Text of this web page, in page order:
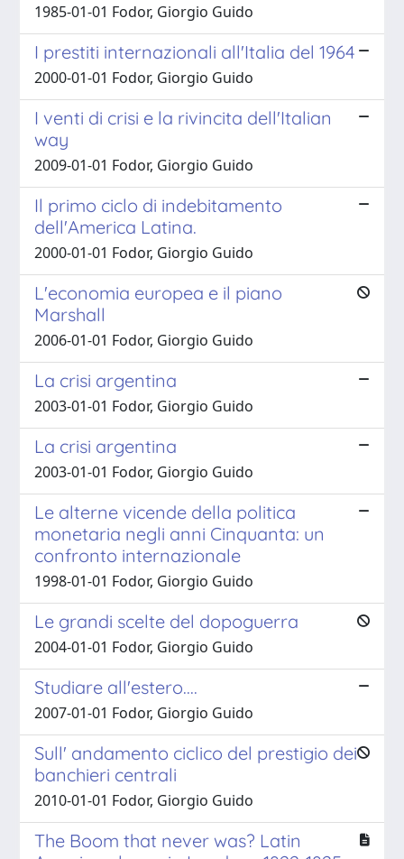
1985-01-01 Fodor, Giorgio Guido
I prestiti internazionali all'Italia del 1964
2000-01-01 Fodor, Giorgio Guido
I venti di crisi e la rivincita dell'Italian
way
2009-01-01 Fodor, Giorgio Guido
Il primo ciclo di indebitamento
dell'America Latina.
2000-01-01 Fodor, Giorgio Guido
L'economia europea e il piano
Marshall
2006-01-01 Fodor, Giorgio Guido
La crisi argentina
2003-01-01 Fodor, Giorgio Guido
La crisi argentina
2003-01-01 Fodor, Giorgio Guido
Le alterne vicende della politica
monetaria negli anni Cinquanta: un
confronto internazionale
1998-01-01 Fodor, Giorgio Guido
Le grandi scelte del dopoguerra
2004-01-01 Fodor, Giorgio Guido
Studiare all'estero....
2007-01-01 Fodor, Giorgio Guido
Sull' andamento ciclico del prestigio dei
banchieri centrali
2010-01-01 Fodor, Giorgio Guido
The Boom that never was? Latin